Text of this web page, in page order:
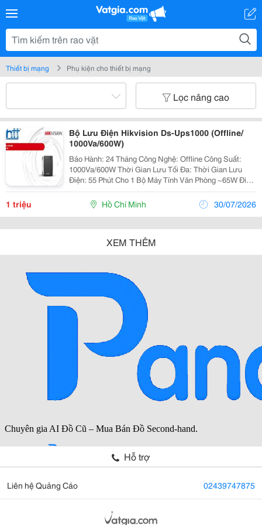
Thiết bị mạng Phụ kiện cho thiết bị mạng
Lọc nâng cao
Bộ Lưu Điện Hikvision Ds-Ups1000 (Offline/
1000Va/600W)
Bảo Hành: 24 Tháng Công Nghệ: Offline Công Suất:
1000Va/600W Thời Gian Lưu Tối Đa: Thời Gian Lưu
Điện: 55 Phút Cho 1 Bộ Máy Tính Văn Phòng ~65W Điện
Áp Vào/ Ra: - 160 Vac Đến 260 Vac - 210 Vac Đến 235
Vac Cổng Giao Tiếp: - Tích Hợp Dây Điện...
1 triệu Hồ Chí Minh 30/07/2026
XEM THÊM
Hỗ trợ
Liên hệ Quảng Cáo 02439747875